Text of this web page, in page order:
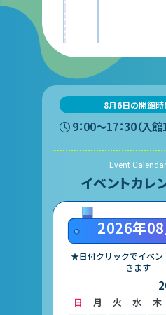
8月6日の開館時
9：00〜17：30（入館
Event Calendar
イベントカレ
2026年08
★日付クリックでイベン
きます
日 月 火 水 木